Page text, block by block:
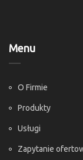
Menu
O Firmie
Produkty
Usługi
Zapytanie